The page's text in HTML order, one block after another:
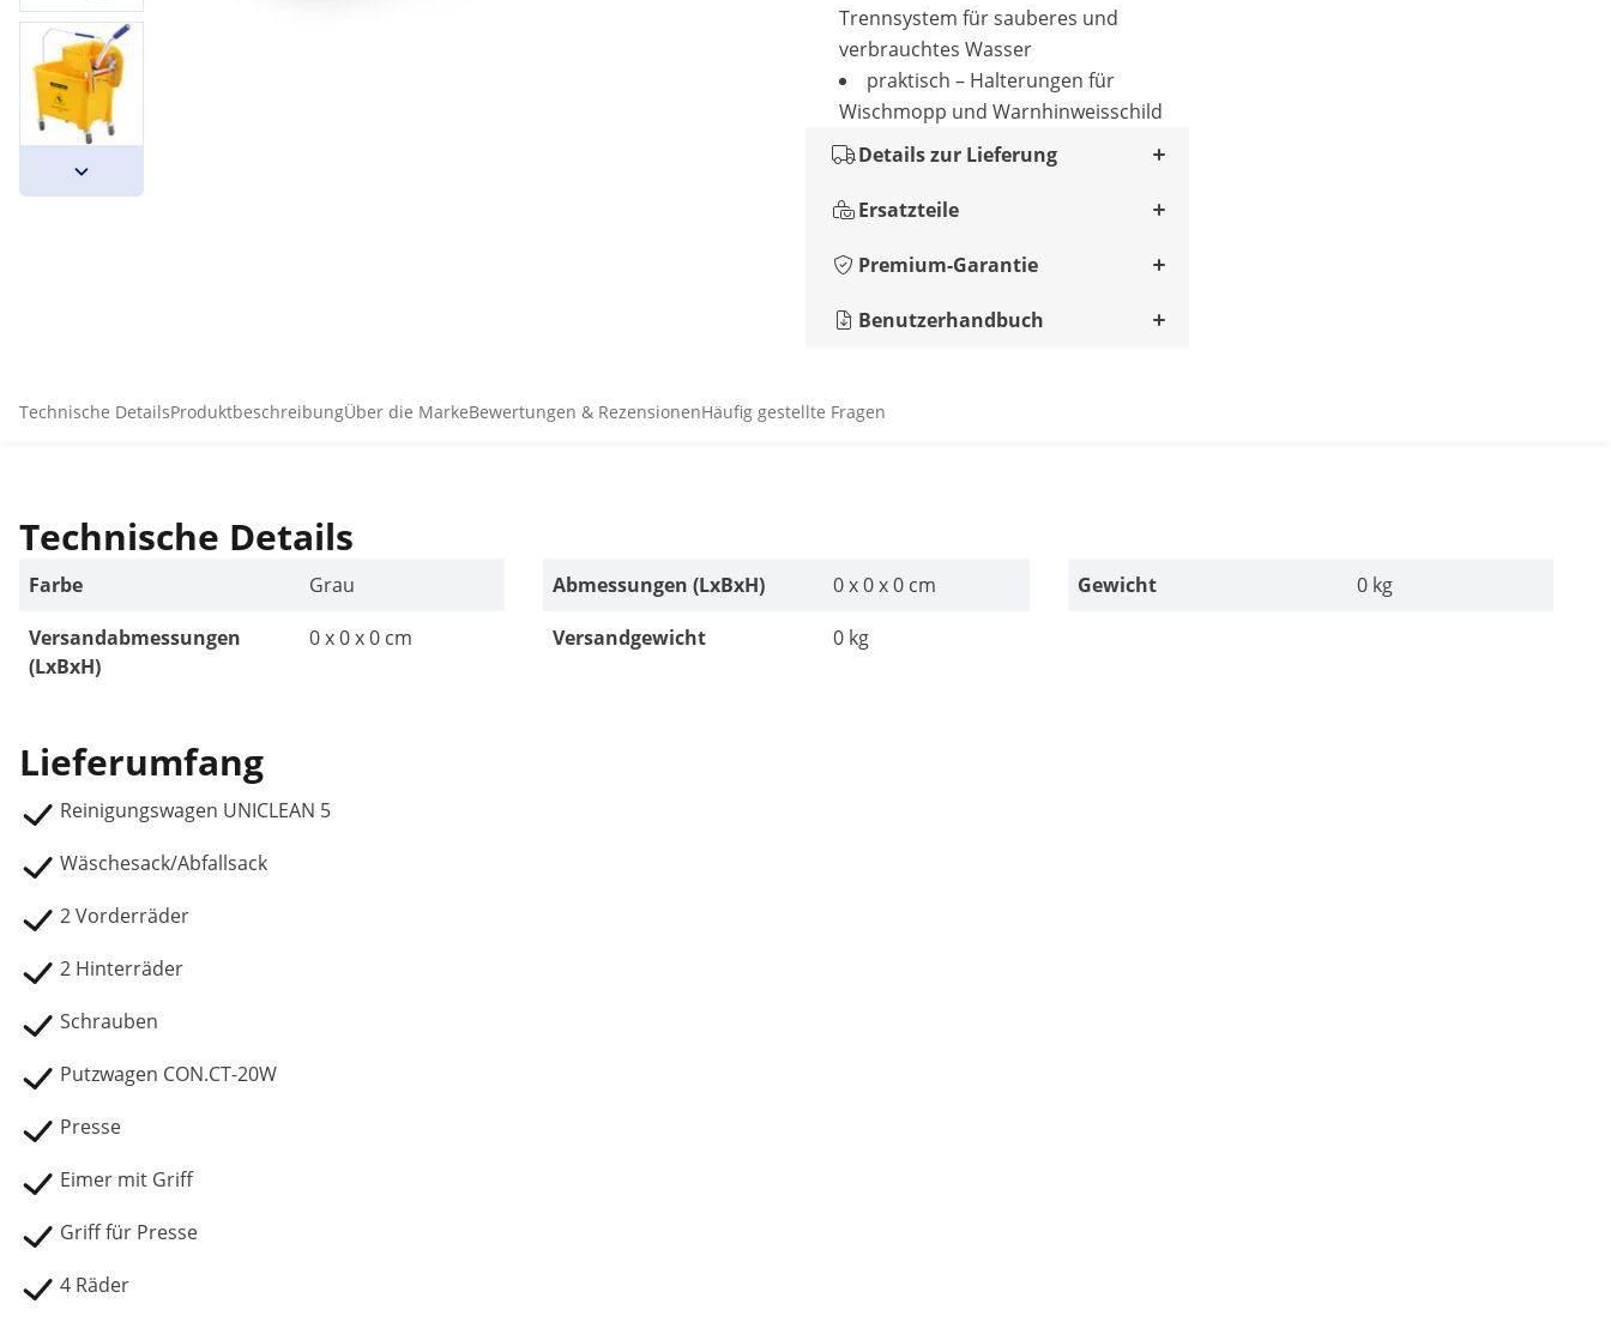
Trennsystem für sauberes und
verbrauchtes Wasser
praktisch – Halterungen für
Wischmopp und Warnhinweisschild
Details zur Lieferung
Ersatzteile
Premium-Garantie
Benutzerhandbuch
Technische DetailsProduktbeschreibungÜber die MarkeBewertungen & RezensionenHäufig gestellte Fragen
Technische Details
Farbe Grau Abmessungen (LxBxH) 0 x 0 x 0 cm Gewicht
0 kg
Versandabmessungen
(LxBxH)
0 x 0 x 0 cm Versandgewicht 0 kg
Lieferumfang
Reinigungswagen UNICLEAN 5
Wäschesack/Abfallsack
2 Vorderräder
2 Hinterräder
Schrauben
Putzwagen CON.CT-20W
Presse
Eimer mit Griff
Griff für Presse
4 Räder